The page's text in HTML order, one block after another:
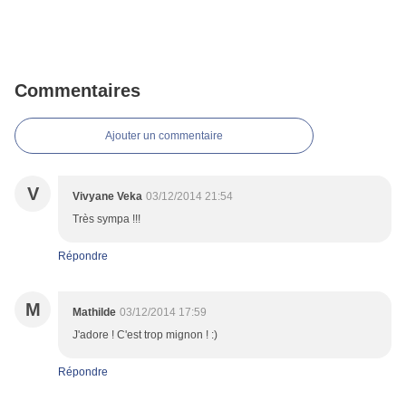
Commentaires
Ajouter un commentaire
V Vivyane Veka 03/12/2014 21:54
Très sympa !!!
Répondre
M Mathilde 03/12/2014 17:59
J'adore ! C'est trop mignon ! :)
Répondre